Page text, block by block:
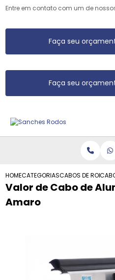
Entre em contato com um de
Faça seu
Faça seu
HOMECATEGORIASCABOS DE RODO
Valor de Cabo de
Amaro